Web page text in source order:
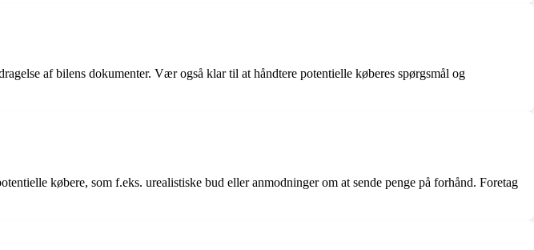
af bilens dokumenter. Vær også klar til at håndtere potentielle køberes spørgsmål og
købere, som f.eks. urealistiske bud eller anmodninger om at sende penge på forhånd. Foretag